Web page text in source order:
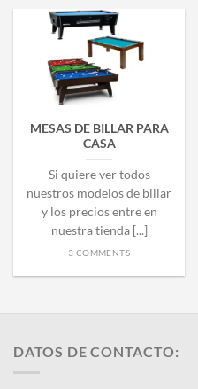
MESAS DE BILLAR PARA
CASA
Si quiere ver todos
nuestros modelos de billar
y los precios entre en
nuestra tienda [...]
3 COMMENTS
DATOS DE CONTACTO: